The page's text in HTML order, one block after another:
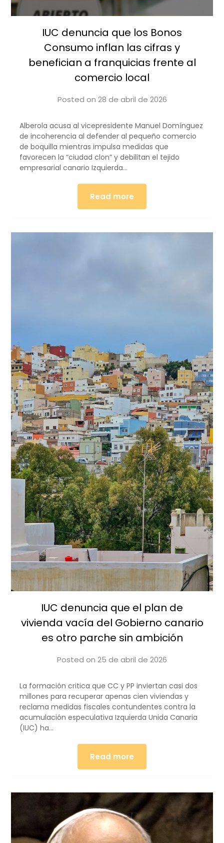
IUC denuncia que los Bonos
Consumo inflan las cifras y
benefician a franquicias frente al
comercio local
Posted on 28 de abril de 2026
Alberola acusa al vicepresidente Manuel Domínguez
de incoherencia al defender al pequeño comercio
de boquilla mientras impulsa medidas que
favorecen la “ciudad clon” y debilitan el tejido
empresarial canario Izquierda…
Read more
IUC denuncia que el plan de
vivienda vacía del Gobierno canario
es otro parche sin ambición
Posted on 25 de abril de 2026
La formación critica que CC y PP inviertan casi dos
millones para recuperar apenas cien viviendas y
reclama medidas fiscales contundentes contra la
acumulación especulativa Izquierda Unida Canaria
(IUC) ha…
Read more